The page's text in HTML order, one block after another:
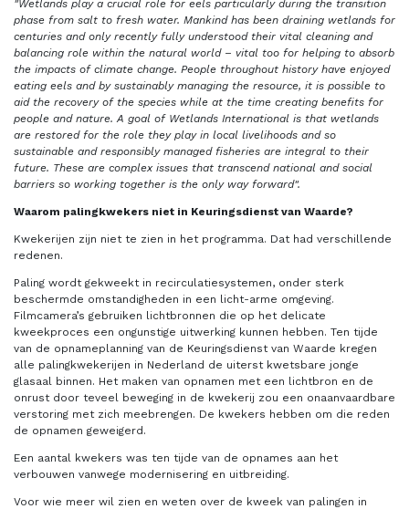
"Wetlands play a crucial role for eels particularly during the transition
phase from salt to fresh water. Mankind has been draining wetlands for
centuries and only recently fully understood their vital cleaning and
balancing role within the natural world – vital too for helping to absorb
the impacts of climate change. People throughout history have enjoyed
eating eels and by sustainably managing the resource, it is possible to
aid the recovery of the species while at the time creating benefits for
people and nature. A goal of Wetlands International is that wetlands
are restored for the role they play in local livelihoods and so
sustainable and responsibly managed fisheries are integral to their
future. These are complex issues that transcend national and social
barriers so working together is the only way forward".
Waarom palingkwekers niet in Keuringsdienst van Waarde?
Kwekerijen zijn niet te zien in het programma. Dat had verschillende
redenen.
Paling wordt gekweekt in recirculatiesystemen, onder sterk
beschermde omstandigheden in een licht-arme omgeving.
Filmcamera’s gebruiken lichtbronnen die op het delicate
kweekproces een ongunstige uitwerking kunnen hebben. Ten tijde
van de opnameplanning van de Keuringsdienst van Waarde kregen
alle palingkwekerijen in Nederland de uiterst kwetsbare jonge
glasaal binnen. Het maken van opnamen met een lichtbron en de
onrust door teveel beweging in de kwekerij zou een onaanvaardbare
verstoring met zich meebrengen. De kwekers hebben om die reden
de opnamen geweigerd.
Een aantal kwekers was ten tijde van de opnames aan het
verbouwen vanwege modernisering en uitbreiding.
Voor wie meer wil zien en weten over de kweek van palingen in